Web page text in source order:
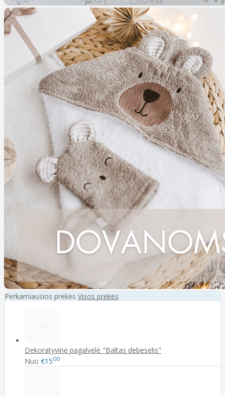
Perkamiausios prekės Visos prekės
Dekoratyvinė pagalvėlė "Baltas debesėlis"
Nuo €1500